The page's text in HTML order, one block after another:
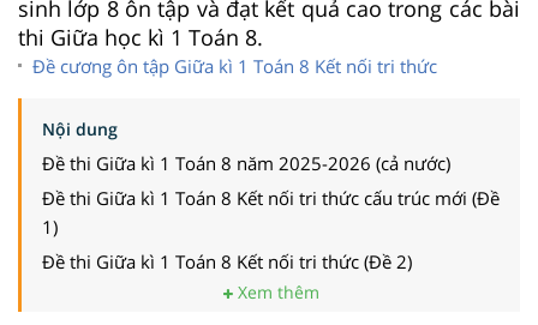
sinh lớp 8 ôn tập và đạt kết quả cao trong các bài
thi Giữa học kì 1 Toán 8.
Đề cương ôn tập Giữa kì 1 Toán 8 Kết nối tri thức
Nội dung
Đề thi Giữa kì 1 Toán 8 năm 2025-2026 (cả nước)
Đề thi Giữa kì 1 Toán 8 Kết nối tri thức cấu trúc mới (Đề
1)
Đề thi Giữa kì 1 Toán 8 Kết nối tri thức (Đề 2)
Xem thêm